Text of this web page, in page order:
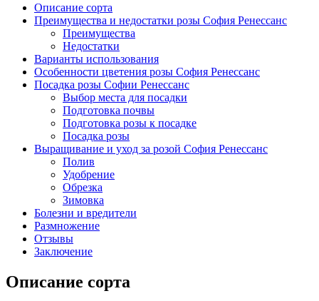
Описание сорта
Преимущества и недостатки розы София Ренессанс
Преимущества
Недостатки
Варианты использования
Особенности цветения розы София Ренессанс
Посадка розы Софии Ренессанс
Выбор места для посадки
Подготовка почвы
Подготовка розы к посадке
Посадка розы
Выращивание и уход за розой София Ренессанс
Полив
Удобрение
Обрезка
Зимовка
Болезни и вредители
Размножение
Отзывы
Заключение
Описание сорта